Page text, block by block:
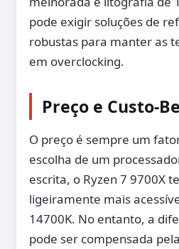
pode exigir soluções de
robustas para manter as
em overclocking.
Preço e Custo-
O preço é sempre um
escolha de um
escrita, o Ryzen 7 9700X
ligeiramente mais
14700K. No entanto, a
pode ser compensada